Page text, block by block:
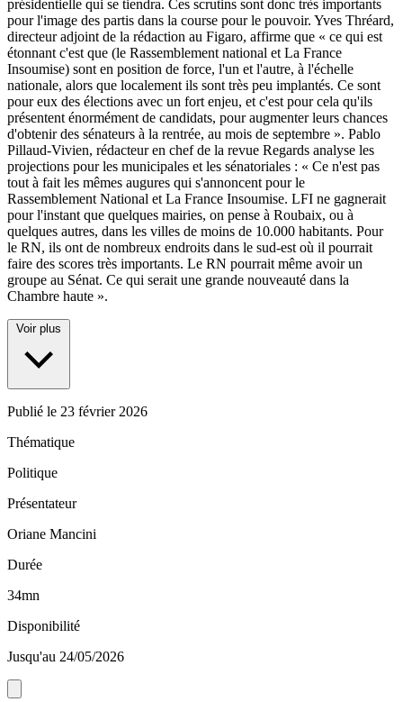
présidentielle qui se tiendra. Ces scrutins sont donc très importants
pour l'image des partis dans la course pour le pouvoir. Yves Thréard,
directeur adjoint de la rédaction au Figaro, affirme que « ce qui est
étonnant c'est que (le Rassemblement national et La France
Insoumise) sont en position de force, l'un et l'autre, à l'échelle
nationale, alors que localement ils sont très peu implantés. Ce sont
pour eux des élections avec un fort enjeu, et c'est pour cela qu'ils
présentent énormément de candidats, pour augmenter leurs chances
d'obtenir des sénateurs à la rentrée, au mois de septembre ». Pablo
Pillaud-Vivien, rédacteur en chef de la revue Regards analyse les
projections pour les municipales et les sénatoriales : « Ce n'est pas
tout à fait les mêmes augures qui s'annoncent pour le
Rassemblement National et La France Insoumise. LFI ne gagnerait
pour l'instant que quelques mairies, on pense à Roubaix, ou à
quelques autres, dans les villes de moins de 10.000 habitants. Pour
le RN, ils ont de nombreux endroits dans le sud-est où il pourrait
faire des scores très importants. Le RN pourrait même avoir un
groupe au Sénat. Ce qui serait une grande nouveauté dans la
Chambre haute ».
Voir plus
Publié le 23 février 2026
Thématique
Politique
Présentateur
Oriane Mancini
Durée
34mn
Disponibilité
Jusqu'au 24/05/2026